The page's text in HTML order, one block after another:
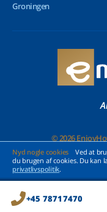
+45 78717470
Nyd nogle cookies
Ved at
du brugen af cookies. Du kan
privatlivspolitik.
Groningen
© 2026